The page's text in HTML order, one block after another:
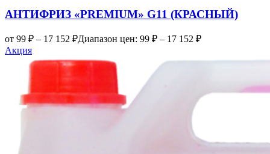
АНТИФРИЗ «PREMIUM» G11 (КРАСНЫЙ)
от 99 ₽ – 17 152 ₽Диапазон цен: 99 ₽ – 17 152 ₽
Акция